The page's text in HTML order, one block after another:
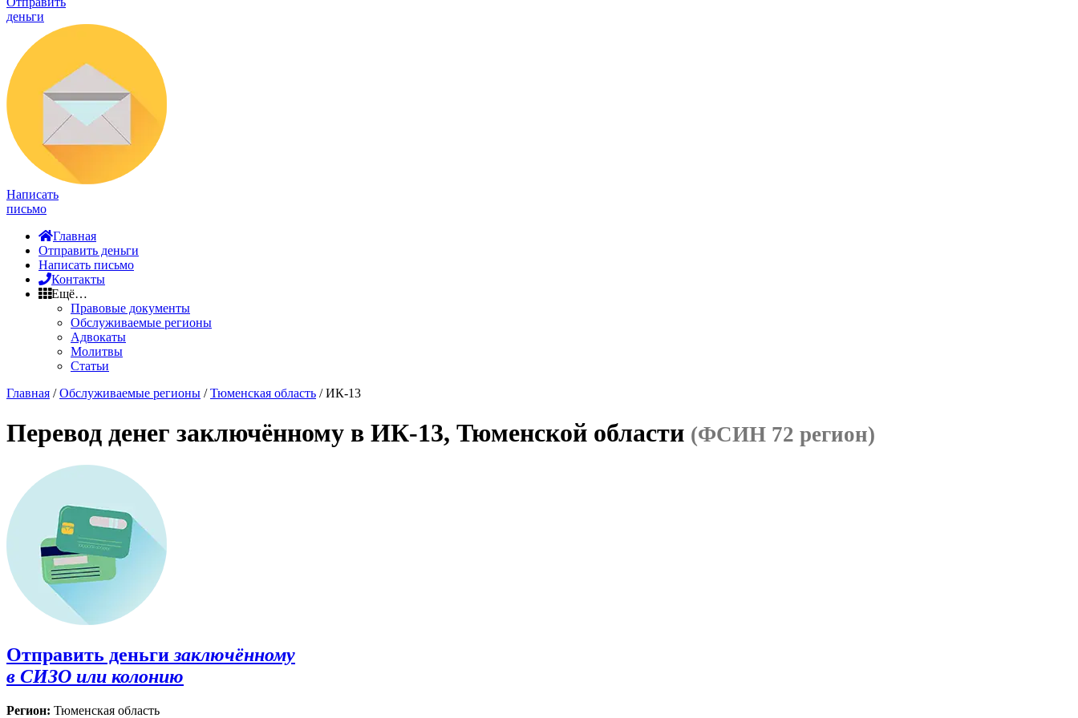
деньги
Написать
письмо
Главная
Отправить деньги
Написать письмо
Контакты
Ещё…
Правовые документы
Обслуживаемые регионы
Адвокаты
Молитвы
Статьи
Главная /Обслуживаемые регионы /Тюменская область / ИК-13
Перевод денег заключённому в ИК-13, Тюменской области (ФСИН 72 регион)
Отправить деньги заключённому
в СИЗО или колонию
Регион: Тюменская область